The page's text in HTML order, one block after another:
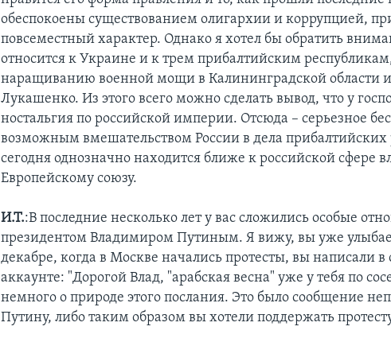
обеспокоены существованием олигархии и коррупцией,
повсеместный характер. Однако я хотел бы обратить
относится к Украине и к трем прибалтийским
наращиванию военной мощи в Калининградской области и
Лукашенко. Из этого всего можно сделать вывод, что у
ностальгия по российской империи. Отсюда – серьезное
возможным вмешательством России в дела прибалтийских
сегодня однозначно находится ближе к российской сфере
Европейскому союзу.
И.Т.:В последние несколько лет у вас сложились особые
президентом Владимиром Путиным. Я вижу, вы уже
декабре, когда в Москве начались протесты, вы написали в
аккаунте: "Дорогой Влад, "арабская весна" уже у тебя по
немного о природе этого послания. Это было сообщение
Путину, либо таким образом вы хотели поддержать